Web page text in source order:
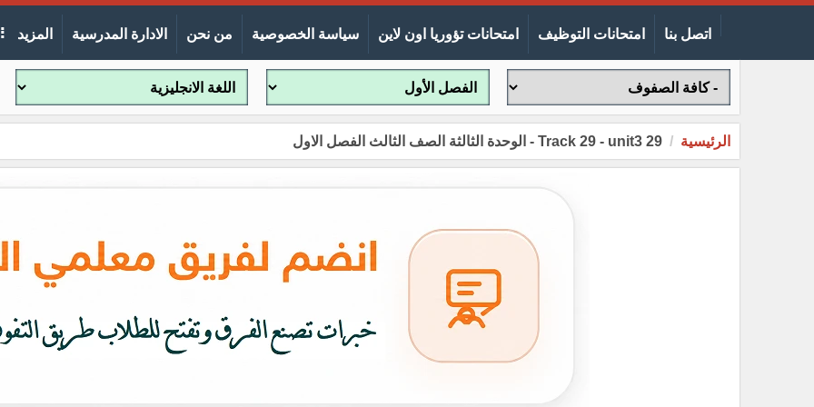
اتصل بنا امتحانات التوظيف امتحانات تؤوريا اون لاين سياسة الخصوصية من نحن الادارة المدرسية المزيد
الرئيسية 29 Track 29 - unit3 - الوحدة الثالثة الصف الثالث الفصل الاول